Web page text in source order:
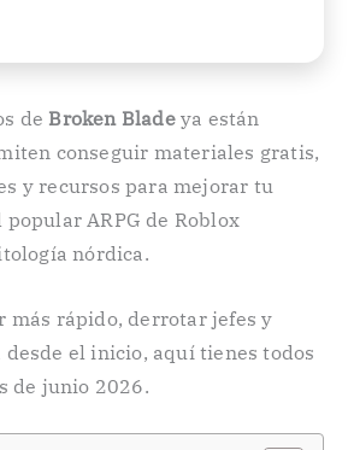
de Broken Bladeya están
conseguir materiales gratis,
y recursos para mejorar tu
ARPG de Roblox
nórdica.
más rápido, derrotar jefes y
el inicio, aquí tienes todos
de junio 2026.